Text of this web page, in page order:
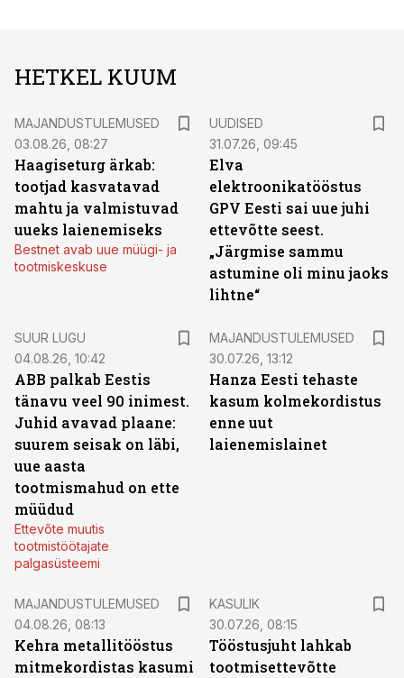
HETKEL KUUM
MAJANDUSTULEMUSED
03.08.26, 08:27
Haagiseturg ärkab:
tootjad kasvatavad
mahtu ja valmistuvad
uueks laienemiseks
Bestnet avab uue müügi- ja
tootmiskeskuse
UUDISED
31.07.26, 09:45
Elva
elektroonikatööstus
GPV Eesti sai uue juhi
ettevõtte seest.
„Järgmise sammu
astumine oli minu jaoks
lihtne“
SUUR LUGU
04.08.26, 10:42
ABB palkab Eestis
tänavu veel 90 inimest.
Juhid avavad plaane:
suurem seisak on läbi,
uue aasta
tootmismahud on ette
müüdud
Ettevõte muutis
tootmistöötajate
palgasüsteemi
MAJANDUSTULEMUSED
30.07.26, 13:12
Hanza Eesti tehaste
kasum kolmekordistus
enne uut
laienemislainet
MAJANDUSTULEMUSED
04.08.26, 08:13
Kehra metallitööstus
mitmekordistas kasumi
KASULIK
30.07.26, 08:15
Tööstusjuht lahkab
tootmisettevõtte